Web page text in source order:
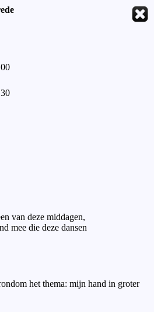
van deze middagen,
mee die deze dansen
het thema: mijn hand in groter